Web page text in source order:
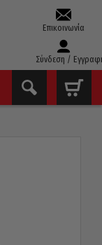
Επικοινωνία
Σύνδεση /